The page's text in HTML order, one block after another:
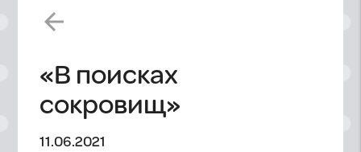
arrow_back
«В поисках
сокровищ»
11.06.2021